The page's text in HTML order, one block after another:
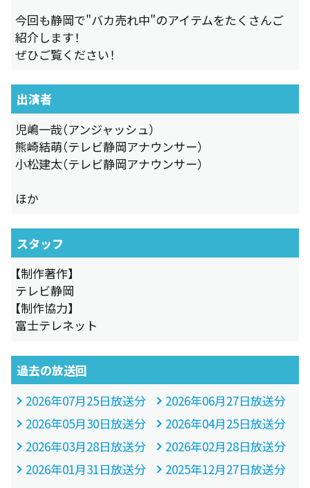
今回も静岡で"バカ売れ中"のアイテムをたくさんご
紹介します！
ぜひご覧ください！
出演者
児嶋一哉（アンジャッシュ）
熊崎結萌（テレビ静岡アナウンサー）
小松建太（テレビ静岡アナウンサー）
ほか
スタッフ
【制作著作】
テレビ静岡
【制作協力】
富士テレネット
過去の放送回
2026年07月25日放送分
2026年06月27日放送分
2026年05月30日放送分
2026年04月25日放送分
2026年03月28日放送分
2026年02月28日放送分
2026年01月31日放送分
2025年12月27日放送分